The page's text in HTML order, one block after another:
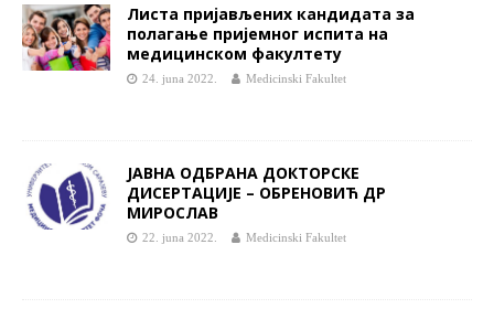
Листа пријављених кандидата за
полагање пријемног испита на
медицинском факултету
24. juna 2022. Medicinski Fakultet
ЈАВНA ОДБРАНA ДОКТОРСКЕ
ДИСЕРТАЦИЈЕ – ОБРЕНОВИЋ ДР
МИРОСЛАВ
22. juna 2022. Medicinski Fakultet